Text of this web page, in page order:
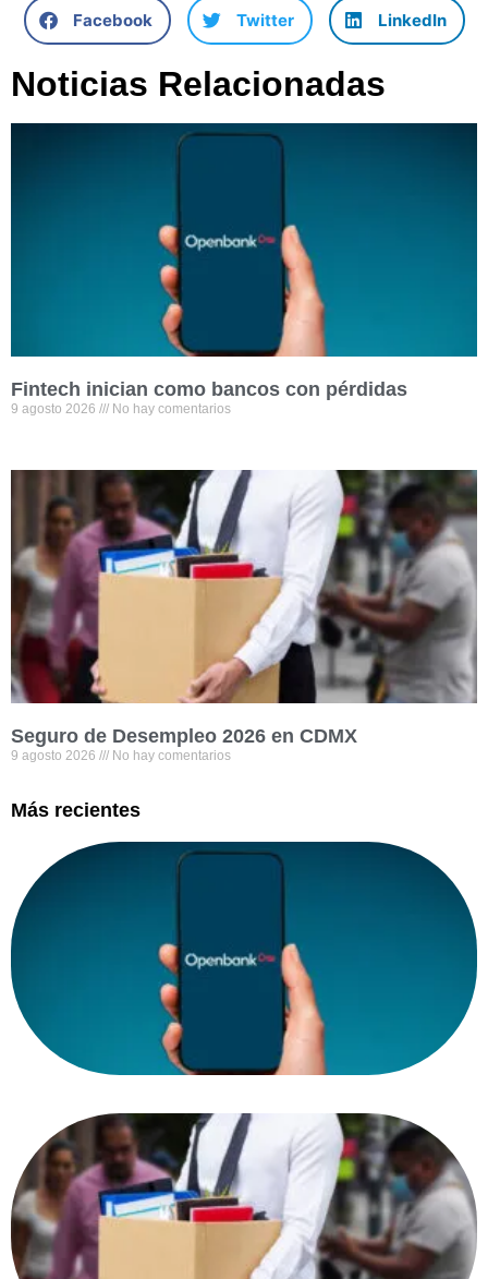
Facebook Twitter LinkedIn
Noticias Relacionadas
Fintech inician como bancos con pérdidas
9 agosto 2026 No hay comentarios
Seguro de Desempleo 2026 en CDMX
9 agosto 2026 No hay comentarios
Más recientes